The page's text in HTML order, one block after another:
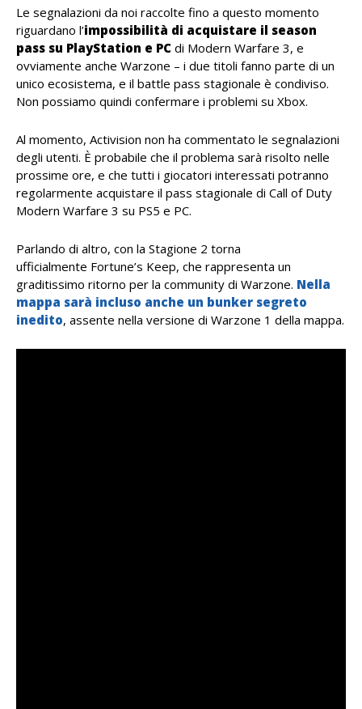
Le segnalazioni da noi raccolte fino a questo momento
riguardano l’impossibilità di acquistare il season
pass su PlayStation e PC di Modern Warfare 3, e
ovviamente anche Warzone – i due titoli fanno parte di un
unico ecosistema, e il battle pass stagionale è condiviso.
Non possiamo quindi confermare i problemi su Xbox.
Al momento, Activision non ha commentato le segnalazioni
degli utenti. È probabile che il problema sarà risolto nelle
prossime ore, e che tutti i giocatori interessati potranno
regolarmente acquistare il pass stagionale di Call of Duty
Modern Warfare 3 su PS5 e PC.
Parlando di altro, con la Stagione 2 torna
ufficialmente Fortune’s Keep, che rappresenta un
graditissimo ritorno per la community di Warzone. Nella
mappa sarà incluso anche un bunker segreto
inedito, assente nella versione di Warzone 1 della mappa.